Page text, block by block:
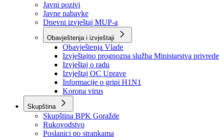
Izdvojeno
Najave
Konkursi i oglasi
Javni pozivi
Javne nabavke
Dnevni izvještaj MUP-a
Obavještenja i izvještaji
Obavještenja Vlade
Izvještajno prognozna služba Ministarstva privrede
Izvještaj o radu
Izvještaj OC Uprave
Informacije o gripi H1N1
Korona virus
Skupština